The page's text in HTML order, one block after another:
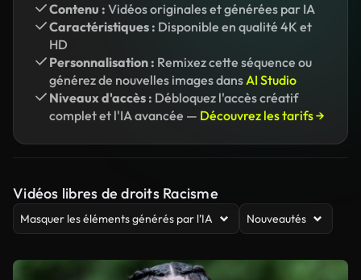
Contenu : Vidéos originales et générées par IA
Caractéristiques : Disponible en qualité 4K et
HD
Personnalisation : Remixez cette séquence ou
générez de nouvelles images dansAI Studio
Niveaux d'accès : Débloquez l'accès créatif
complet et l'IA avancée — Découvrez les tarifs →
Vidéos libres de droits Racisme
Masquer les éléments générés par l’IA Nouveautés